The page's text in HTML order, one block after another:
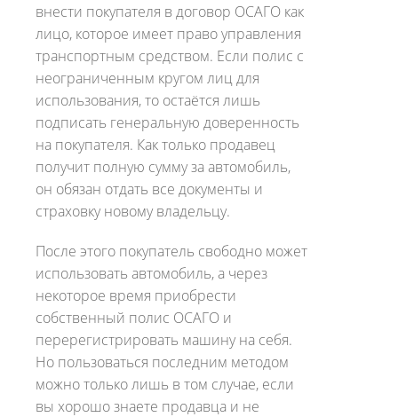
внести покупателя в договор ОСАГО как
лицо, которое имеет право управления
транспортным средством. Если полис с
неограниченным кругом лиц для
использования, то остаётся лишь
подписать генеральную доверенность
на покупателя. Как только продавец
получит полную сумму за автомобиль,
он обязан отдать все документы и
страховку новому владельцу.
После этого покупатель свободно может
использовать автомобиль, а через
некоторое время приобрести
собственный полис ОСАГО и
перерегистрировать машину на себя.
Но пользоваться последним методом
можно только лишь в том случае, если
вы хорошо знаете продавца и не